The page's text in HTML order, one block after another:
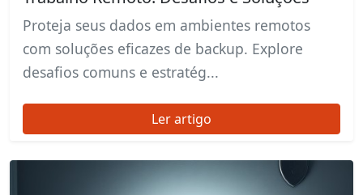
Proteja seus dados em ambientes remotos
com soluções eficazes de backup. Explore
desafios comuns e estratég...
Ler artigo